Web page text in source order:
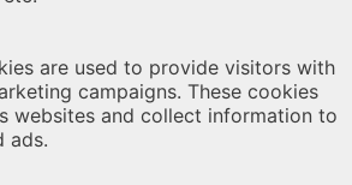
are used to provide visitors with
campaigns. These cookies
websites and collect information to
ads.